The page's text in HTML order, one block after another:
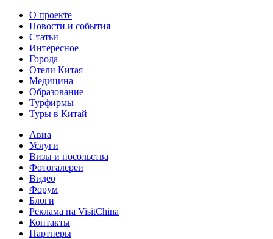
О проекте
Новости и события
Статьи
Интересное
Города
Отели Китая
Медицина
Образование
Турфирмы
Туры в Китай
Авиа
Услуги
Визы и посольства
Фотогалереи
Видео
Форум
Блоги
Реклама на VisitChina
Контакты
Партнеры